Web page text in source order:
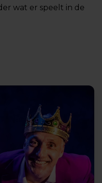
wat er speelt in de